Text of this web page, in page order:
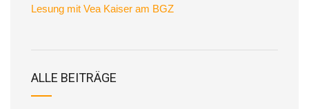
Lesung mit Vea Kaiser am BGZ
ALLE BEITRÄGE